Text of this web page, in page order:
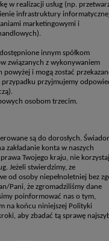
w realizacji usług (np.
infrastruktury
marketingowymi i
innym spółkom
związanych z wykonywaniem
i mogą zostać
przypadku przyjmujemy
osobom trzecim.
są do dorosłych.
zakładanie konta w naszych
Twojego kraju, nie
Jeżeli stwierdzimy, ze
od osoby niepełnoletniej bez
Pani, że zgromadziliśmy dane
poinformować nas o tym,
na końcu niniejszej Polityki
aby zbadać tą sprawę